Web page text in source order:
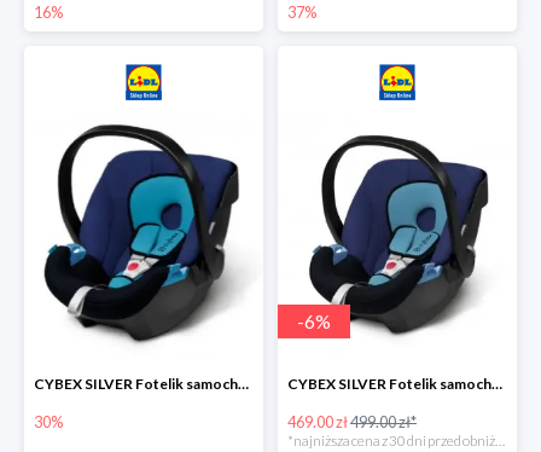
16% 37%
CYBEX SILVER Fotelik samochodowy -30%
30%
-6%
CYBEX SILVER Fotelik samochodowy + dostawa gratis!
469.00 zł499.00 zł*
*najniższa cena z 30 dni przed obniżką